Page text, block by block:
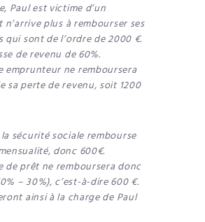
Paul est victime d’un
n’arrive plus à rembourser ses
qui sont de l’ordre de 2000 €.
de revenu de 60%.
emprunteur ne remboursera
sa perte de revenu, soit 1200
sécurité sociale rembourse
donc 600€.
de prêt ne remboursera donc
– 30%), c’est-à-dire 600 €.
ainsi à la charge de Paul